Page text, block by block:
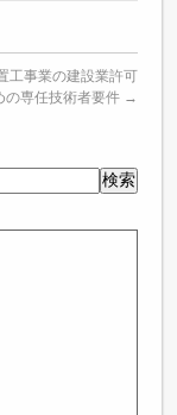
工事業の建設業許可
の専任技術者要件 →
検索